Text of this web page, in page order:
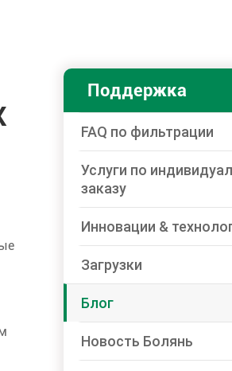
Поддержка
FAQ по фильтрации
Услуги по
заказу
Инновации &
Загрузки
Блог
Новость Болянь